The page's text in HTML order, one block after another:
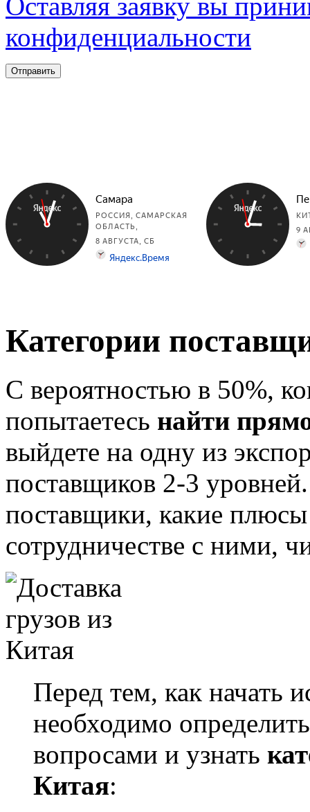
Оставляя заявку вы
конфиденциальности
Категории
С вероятностью в 50%,
попытаетесь найти
выйдете на одну из
поставщиков 2-3
поставщики, какие
сотрудничестве с ними,
Перед тем, как начать
необходимо
вопросами и узнать
Китая: